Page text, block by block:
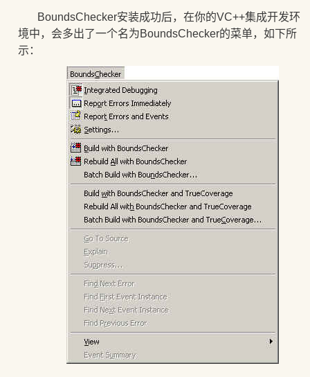
BoundsChecker安装成功后，在你的VC++集成开发环
境中，会多出了一个名为BoundsChecker的菜单，如下所
示：